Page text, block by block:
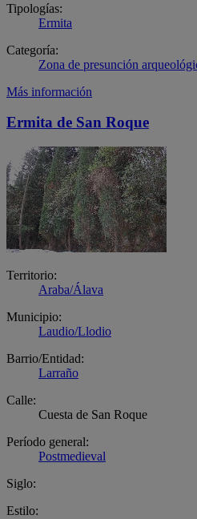
Tipologías:
Ermita
Categoría:
Zona de presunción
Más información
Ermita de San Roque
Territorio:
Araba/Álava
Municipio:
Laudio/Llodio
Barrio/Entidad:
Larraño
Calle:
Cuesta de San Roque
Período general:
Postmedieval
Siglo:
Estilo: